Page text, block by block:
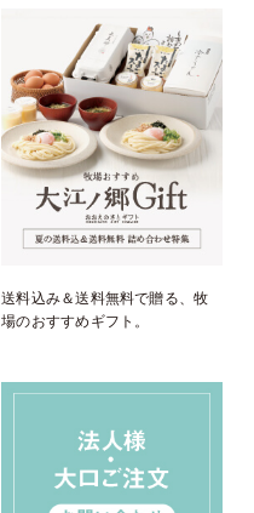
送料込み＆送料無料で贈る、牧
場のおすすめギフト。